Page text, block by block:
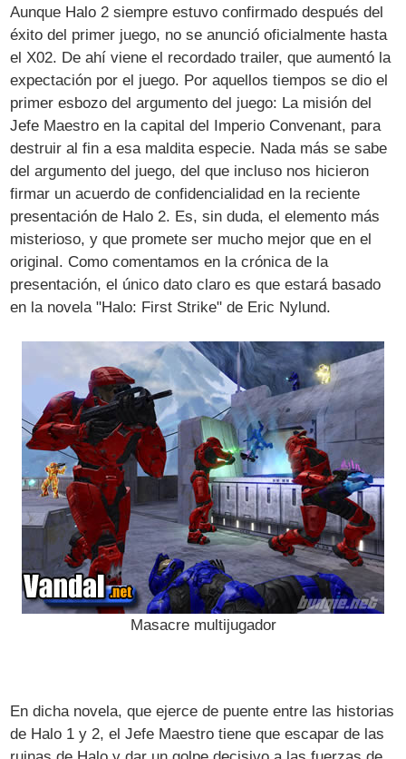
Aunque Halo 2 siempre estuvo confirmado después del
éxito del primer juego, no se anunció oficialmente hasta
el X02. De ahí viene el recordado trailer, que aumentó la
expectación por el juego. Por aquellos tiempos se dio el
primer esbozo del argumento del juego: La misión del
Jefe Maestro en la capital del Imperio Convenant, para
destruir al fin a esa maldita especie. Nada más se sabe
del argumento del juego, del que incluso nos hicieron
firmar un acuerdo de confidencialidad en la reciente
presentación de Halo 2. Es, sin duda, el elemento más
misterioso, y que promete ser mucho mejor que en el
original. Como comentamos en la crónica de la
presentación, el único dato claro es que estará basado
en la novela "Halo: First Strike" de Eric Nylund.
Masacre multijugador
En dicha novela, que ejerce de puente entre las historias
de Halo 1 y 2, el Jefe Maestro tiene que escapar de las